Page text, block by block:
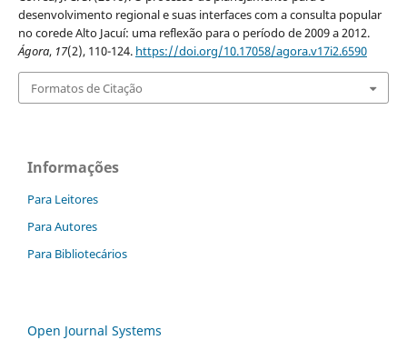
desenvolvimento regional e suas interfaces com a consulta popular
no corede Alto Jacuí: uma reflexão para o período de 2009 a 2012.
Ágora, 17(2), 110-124. https://doi.org/10.17058/agora.v17i2.6590
Formatos de Citação
Informações
Para Leitores
Para Autores
Para Bibliotecários
Open Journal Systems